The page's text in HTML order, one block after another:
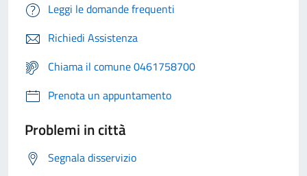
Leggi le domande frequenti
Richiedi Assistenza
Chiama il comune 0461758700
Prenota un appuntamento
Problemi in città
Segnala disservizio